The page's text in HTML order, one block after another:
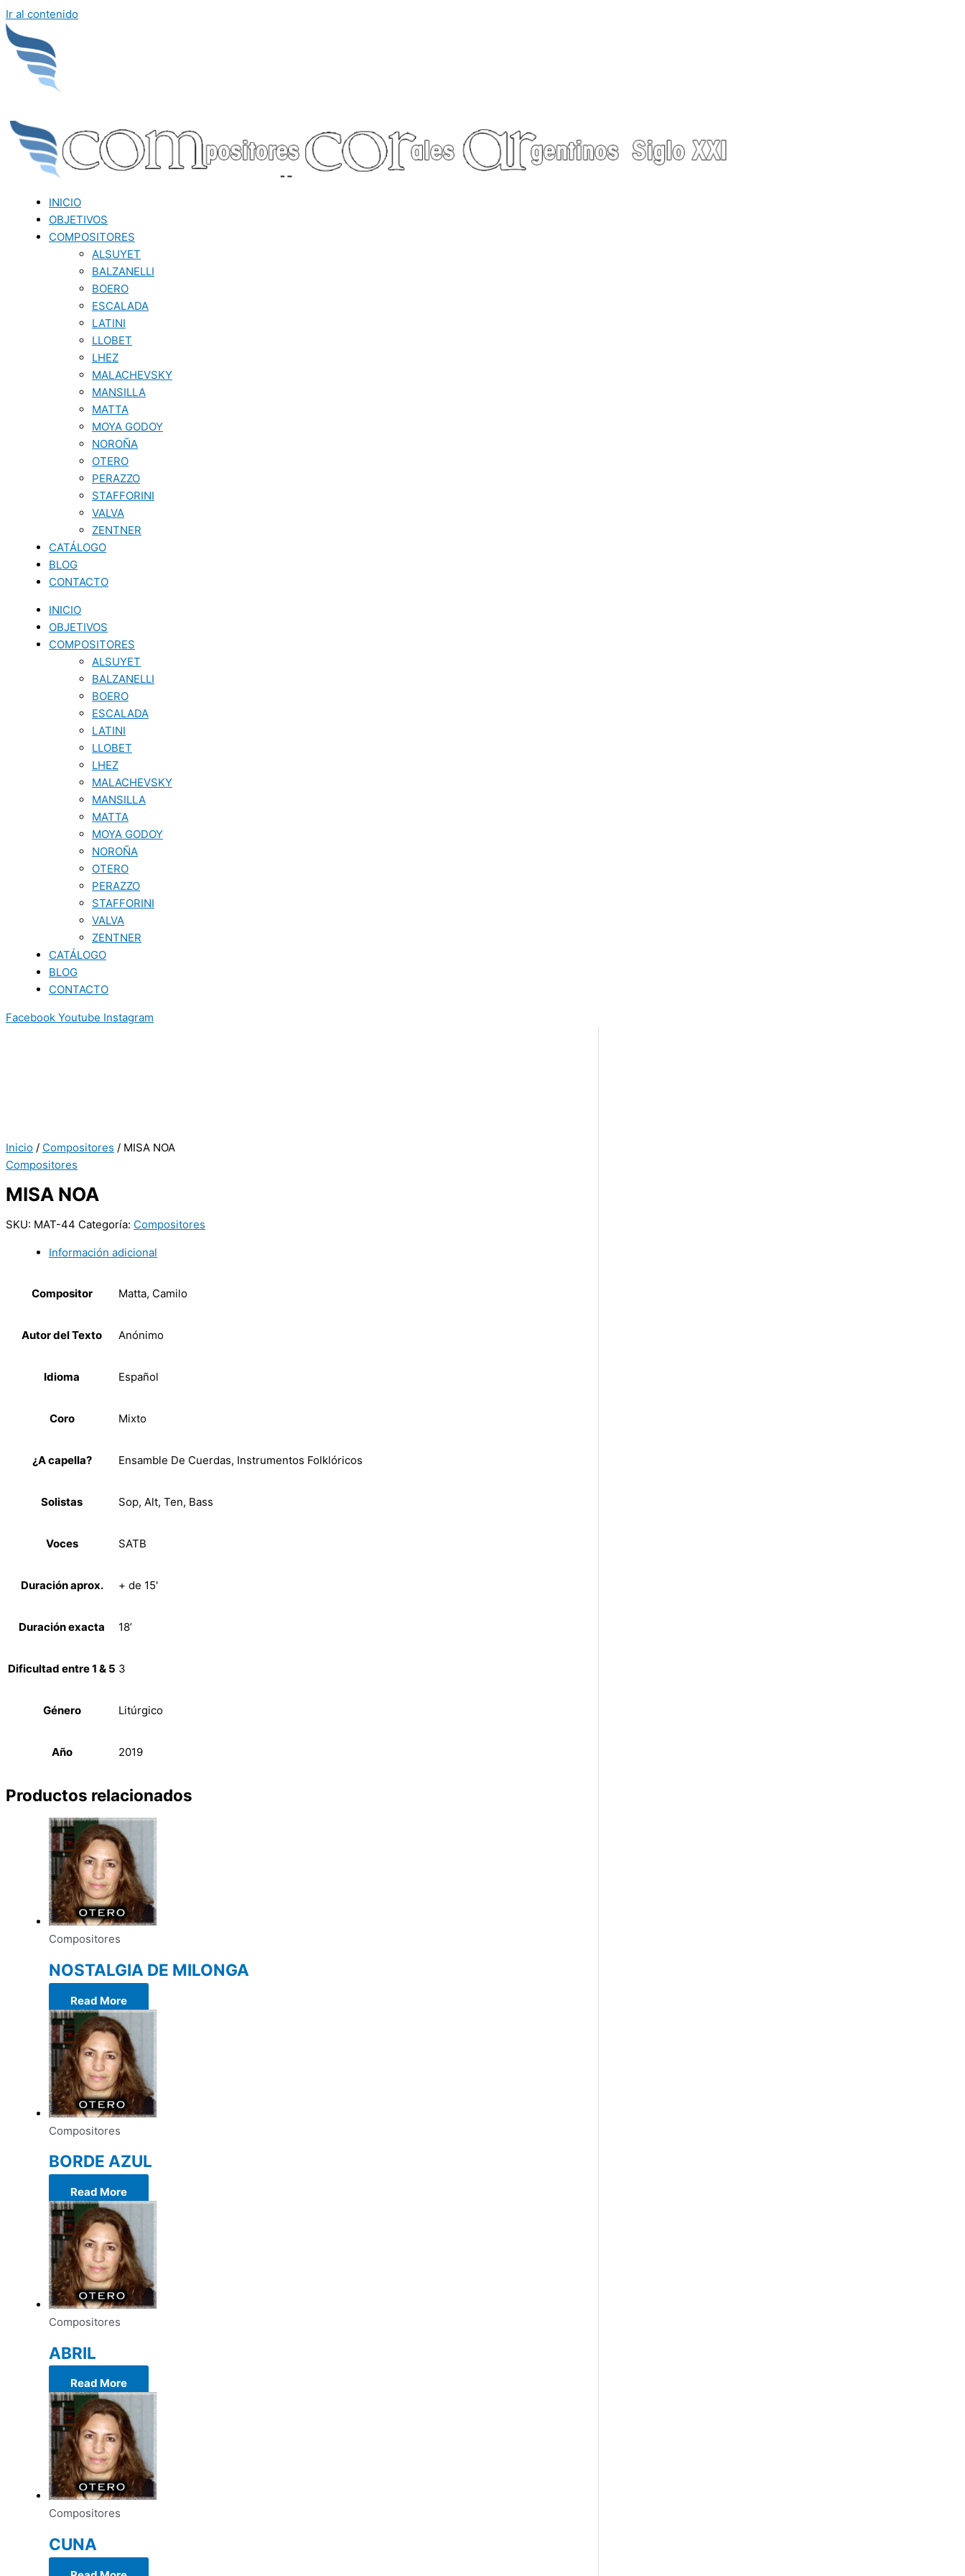
Ir al contenido
INICIO
OBJETIVOS
COMPOSITORES
ALSUYET
BALZANELLI
BOERO
ESCALADA
LATINI
LLOBET
LHEZ
MALACHEVSKY
MANSILLA
MATTA
MOYA GODOY
NOROÑA
OTERO
PERAZZO
STAFFORINI
VALVA
ZENTNER
CATÁLOGO
BLOG
CONTACTO
INICIO
OBJETIVOS
COMPOSITORES
ALSUYET
BALZANELLI
BOERO
ESCALADA
LATINI
LLOBET
LHEZ
MALACHEVSKY
MANSILLA
MATTA
MOYA GODOY
NOROÑA
OTERO
PERAZZO
STAFFORINI
VALVA
ZENTNER
CATÁLOGO
BLOG
CONTACTO
Facebook Youtube Instagram
Inicio / Compositores / MISA NOA
Compositores
MISA NOA
SKU: MAT-44 Categoría: Compositores
Información adicional
Compositor Matta, Camilo
Autor del Texto Anónimo
Idioma Español
Coro Mixto
¿A capella? Ensamble De Cuerdas, Instrumentos Folklóricos
Solistas Sop, Alt, Ten, Bass
Voces SATB
Duración aprox. + de 15'
Duración exacta 18’
Dificultad entre 1 & 5 3
Género Litúrgico
Año 2019
Productos relacionados
Compositores
NOSTALGIA DE MILONGA
Read More
Compositores
BORDE AZUL
Read More
Compositores
ABRIL
Read More
Compositores
CUNA